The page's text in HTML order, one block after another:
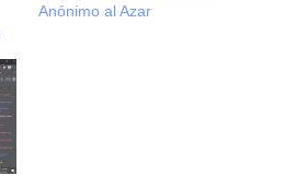
Anónimo al Azar